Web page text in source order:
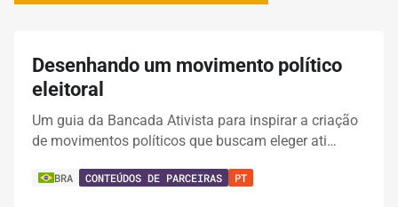
Desenhando um movimento político
eleitoral
Um guia da Bancada Ativista para inspirar a criação
de movimentos políticos que buscam eleger ati…
BRA CONTEÚDOS DE PARCEIRAS PT